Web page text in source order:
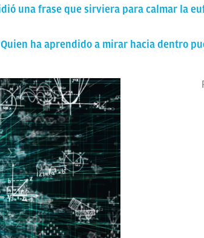
una frase que sirviera para calmar la
ha aprendido a mirar hacia dentro